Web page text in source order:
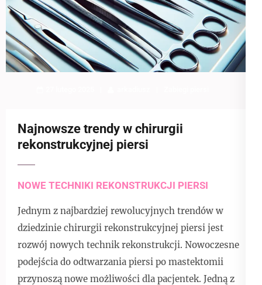
Najnowsze trendy w chirurgii
rekonstrukcyjnej piersi
NOWE TECHNIKI REKONSTRUKCJI PIERSI
Jednym z najbardziej rewolucyjnych trendów w
dziedzinie chirurgii rekonstrukcyjnej piersi jest
rozwój nowych technik rekonstrukcji. Nowoczesne
podejścia do odtwarzania piersi po mastektomii
przynoszą nowe możliwości dla pacjentek. Jedną z